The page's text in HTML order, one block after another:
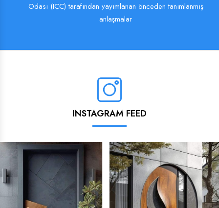
Odası (ICC) tarafından yayımlanan önceden tanımlanmış
anlaşmalar
INSTAGRAM FEED